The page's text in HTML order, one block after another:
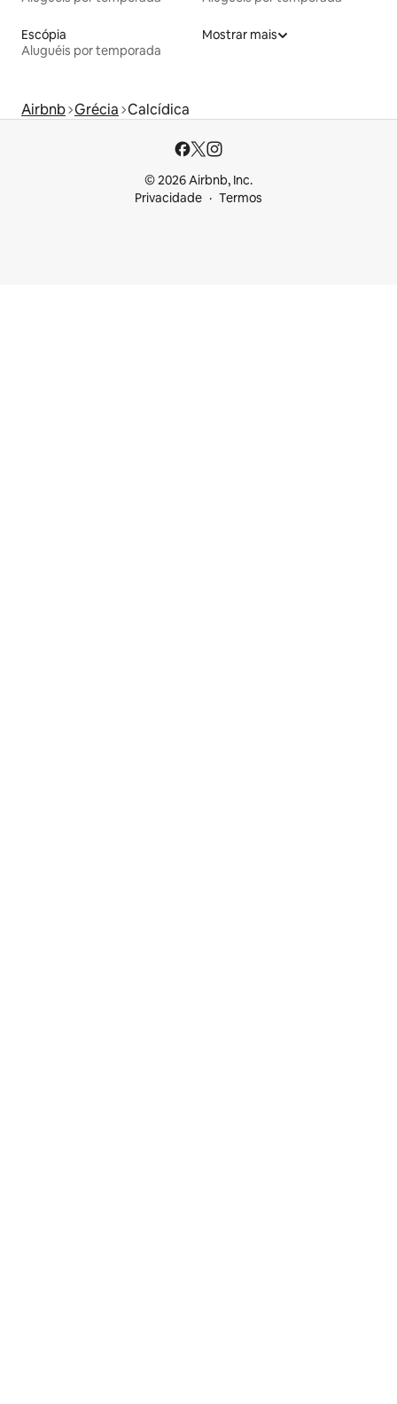
Escópia
Aluguéis por temporada
Mostrar mais
Airbnb Grécia Calcídica
© 2026 Airbnb, Inc.
Privacidade
Termos